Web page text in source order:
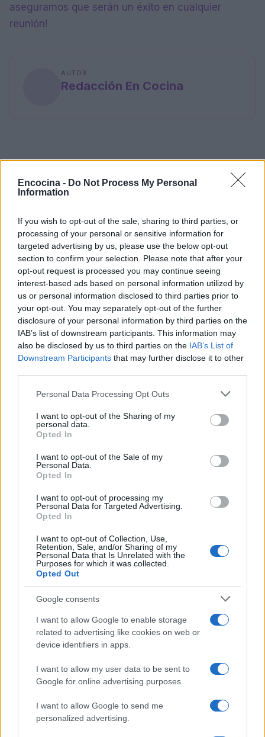
Encocina - Do Not Process My Personal
Information
If you wish to opt-out of the sale, sharing to third parties, or
processing of your personal or sensitive information for
targeted advertising by us, please use the below opt-out
section to confirm your selection. Please note that after your
opt-out request is processed you may continue seeing
interest-based ads based on personal information utilized by
us or personal information disclosed to third parties prior to
your opt-out. You may separately opt-out of the further
disclosure of your personal information by third parties on the
IAB’s list of downstream participants. This information may
also be disclosed by us to third parties on the IAB’s List of
Downstream Participants that may further disclose it to other
Please note that this website/app uses one or more Google
not limited to your visit or usage behaviour. You may click to
grant or deny consent to Google and its third-party tags to
use your data for below specified purposes in below Google
consent section.
Personal Data Processing Opt Outs
I want to opt-out of the Sharing of my
personal data.
Opted In
I want to opt-out of the Sale of my
Personal Data.
Opted In
I want to opt-out of processing my
Personal Data for Targeted Advertising.
Opted In
I want to opt-out of Collection, Use,
Retention, Sale, and/or Sharing of my
Personal Data that Is Unrelated with the
Purposes for which it was collected.
Opted Out
Google consents
I want to allow Google to enable storage
related to advertising like cookies on web or
device identifiers in apps.
I want to allow my user data to be sent to
Google for online advertising purposes.
I want to allow Google to send me
personalized advertising.
aseguramos que serán un éxito en cualquier
reunión!
AUTOR
Redacción En Cocina
Sigue leyendo
POSTRES
Cómo hacer tarta de queso en freidora de aire
perfecta: guía definitiva